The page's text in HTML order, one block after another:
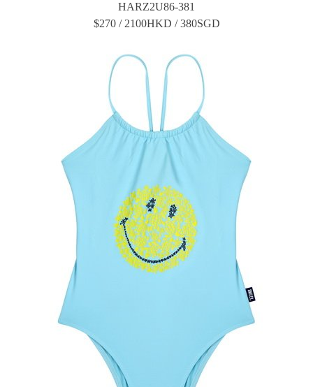
HARZ2U86-381
$270 / 2100HKD / 380SGD